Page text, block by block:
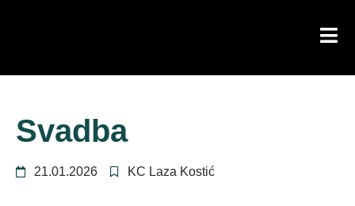
Svadba
21.01.2026 KC Laza Kostić